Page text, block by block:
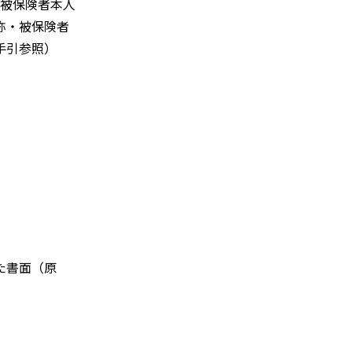
保険者本人
・被保険者
参照）
書面（原